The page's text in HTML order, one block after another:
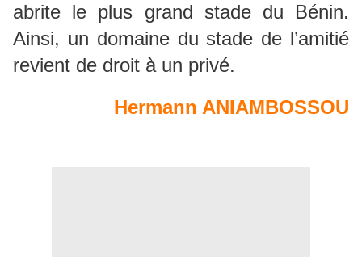
abrite le plus grand stade du Bénin.
Ainsi, un domaine du stade de l’amitié
revient de droit à un privé.
Hermann ANIAMBOSSOU